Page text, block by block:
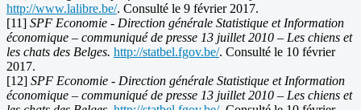
http://www.lalibre.be/. Consulté le 9 février 2017.
[11] SPF Economie - Direction générale Statistique et Information
économique – communiqué de presse 13 juillet 2010 – Les chiens et
les chats des Belges. http://statbel.fgov.be/. Consulté le 10 février
2017.
[12] SPF Economie - Direction générale Statistique et Information
économique – communiqué de presse 13 juillet 2010 – Les chiens et